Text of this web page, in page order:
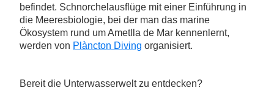
befindet. Schnorchelausflüge mit einer Einführung in
die Meeresbiologie, bei der man das marine
Ökosystem rund um Ametlla de Mar kennenlernt,
werden von Plàncton Diving organisiert.
Bereit die Unterwasserwelt zu entdecken?